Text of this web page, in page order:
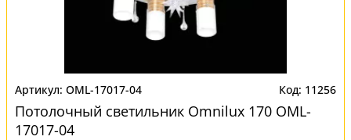
OML-17017-04 11256
Потолочный светильник Omnilux 170 OML-
17017-04